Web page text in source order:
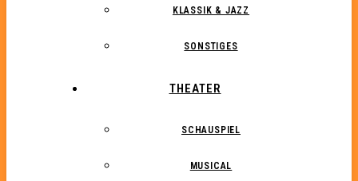
KLASSIK & JAZZ
SONSTIGES
THEATER
SCHAUSPIEL
MUSICAL